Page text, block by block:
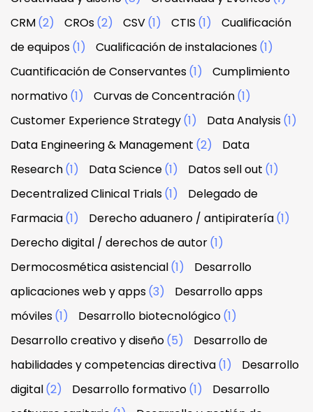
CRM(2) CROs(2) CSV(1) CTIS (1)
Cualificación
de equipos(1) Cualificación de instalaciones(1)
Cuantificación de Conservantes(1)
Cumplimiento
normativo(1) Curvas de Concentración(1)
Customer Experience Strategy(1) Data Analysis(1)
Data Engineering & Management (2)
Data
Research(1) Data Science(1) Datos sell out (1)
Decentralized Clinical Trials(1)
Delegado de
Farmacia(1) Derecho aduanero / antipiratería(1)
Derecho digital / derechos de autor(1)
Dermocosmética asistencial(1)
Desarrollo
aplicaciones web y apps(3)
Desarrollo apps
móviles(1) Desarrollo biotecnológico(1)
Desarrollo creativo y diseño(5)
Desarrollo de
habilidades y competencias directiva(1)
Desarrollo
digital(2) Desarrollo formativo(1)
Desarrollo